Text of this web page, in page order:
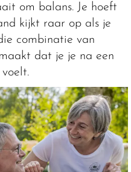
om balans. Je hoeft
kijkt raar op als je
combinatie van
dat je je na een